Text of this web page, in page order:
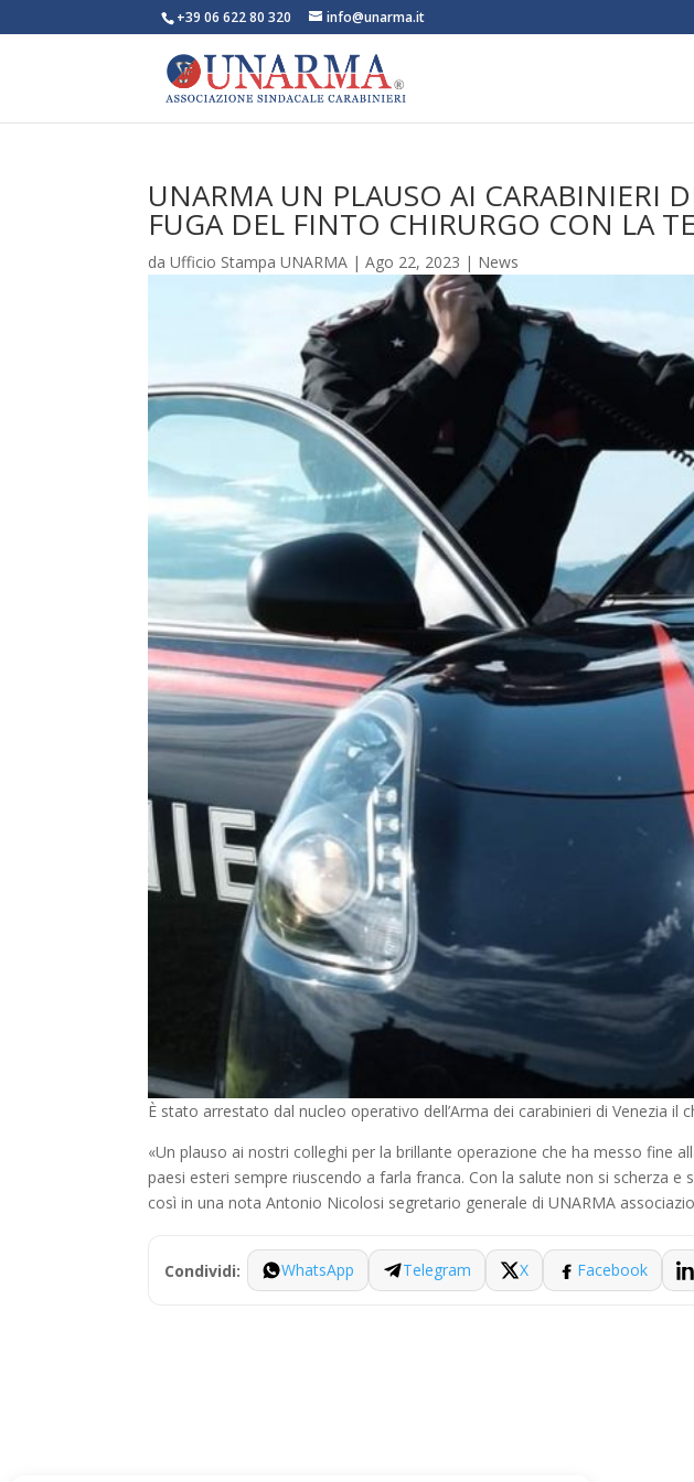
+39 06 622 80 320 info@unarma.it
UNARMA UN PLAUSO AI CARABINIERI
FUGA DEL FINTO CHIRURGO CON LA
daUfficio Stampa UNARMA |Ago 22, 2023 | News
È stato arrestato dal nucleo operativo dell’Arma dei carabinieri di Venezia
«Un plauso ai nostri colleghi per la brillante operazione che ha messo fine
paesi esteri sempre riuscendo a farla franca. Con la salute non si scherza e
così in una nota Antonio Nicolosi segretario generale di UNARMA
Condividi: WhatsApp Telegram X Facebook